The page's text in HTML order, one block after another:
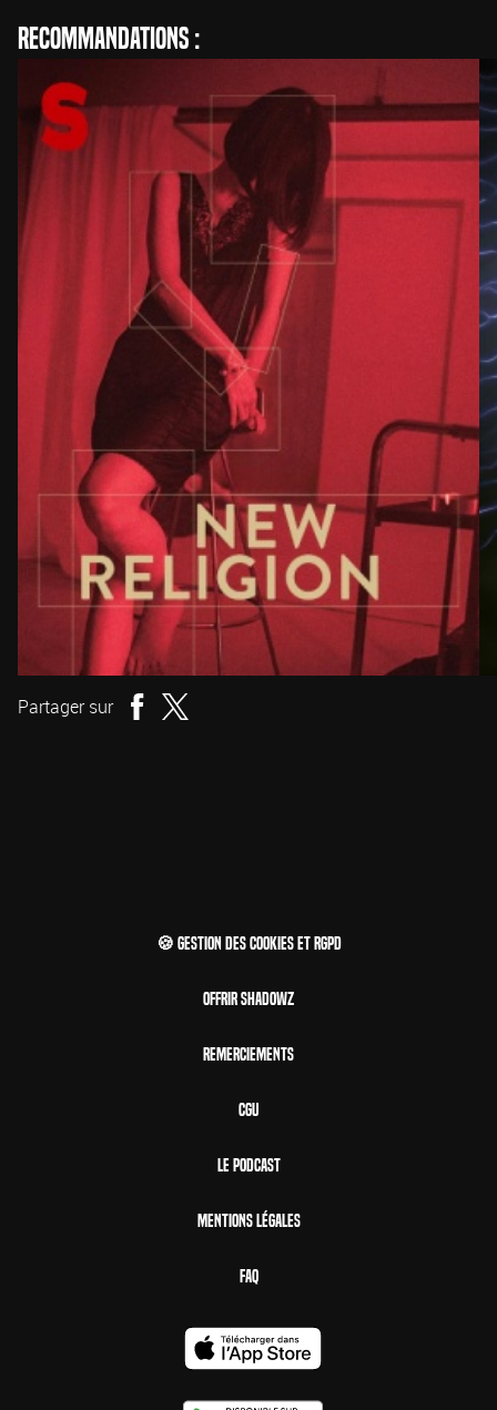
Recommandations :
Partager sur
🍪 Gestion des cookies et RGPD
Offrir Shadowz
Remerciements
CGU
Le Podcast
Mentions Légales
FAQ